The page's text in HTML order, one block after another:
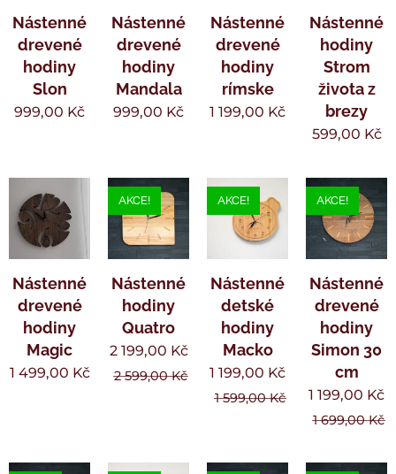
Nástenné
drevené
hodiny
Slon
999,00 Kč
Nástenné
drevené
hodiny
Mandala
999,00 Kč
Nástenné
drevené
hodiny
rímske
1 199,00 Kč
Nástenné
hodiny
Strom
života z
brezy
599,00 Kč
Nástenné
drevené
hodiny
Magic
1 499,00 Kč
Nástenné
hodiny
Quatro
AKCE!
2 199,00 Kč
2 599,00Kč
Nástenné
detské
hodiny
Macko
AKCE!
1 199,00 Kč
1 599,00Kč
Nástenné
drevené
hodiny
Simon 30
cm
AKCE!
1 199,00 Kč
1 699,00Kč